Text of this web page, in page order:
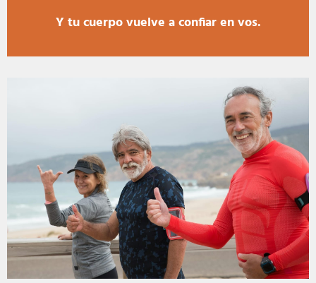
Y tu cuerpo vuelve a confiar en vos.